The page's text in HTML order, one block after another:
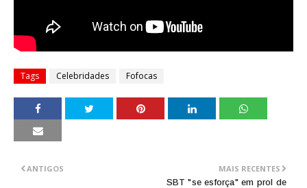
Tags Celebridades Fofocas
MAIS RECENTES
SBT "se esforça" em prol de
ANTIGOS